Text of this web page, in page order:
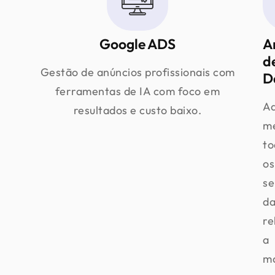
Google ADS
Gestão de anúncios profissionais com
ferramentas de IA com foco em
resultados e custo baixo.
os
a